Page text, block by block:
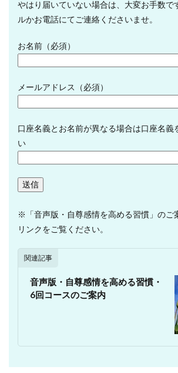
やはり届いていない場合は、大変お手数で
ルかお電話にてご連絡くださいませ。
お名前（必須）
メールアドレス（必須）
口座名義とお名前が異なる場合は口座名義
い
※「音声版・自尊感情を高める習慣」のご
リンクをご覧ください。
関連記事
音声版・自尊感情を高める習慣・
6回コースのご案内